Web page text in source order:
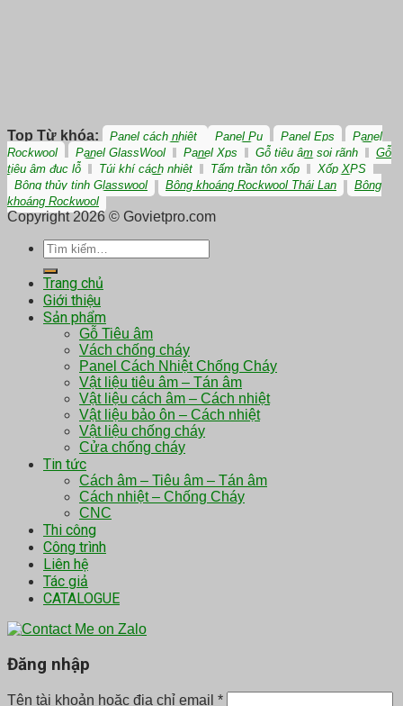
Top Từ khóa: Panel cách nhiệt Panel Pu Panel Eps
Panel
Rockwool
Panel GlassWool Panel Xps Gỗ tiêu âm soi rãnh
Gỗ
tiêu âm đục lỗ
Túi khí cách nhiệt Tấm trần tôn xốp
Xốp XPS
Bông thủy tinh Glasswool
Bông khoáng Rockwool Thái Lan
Bông
khoáng Rockwool
Copyright 2026 © Govietpro.com
Tìm
kiếm:
Trang chủ
Giới thiệu
Sản phẩm
Gỗ Tiêu âm
Vách chống cháy
Panel Cách Nhiệt Chống Cháy
Vật liệu tiêu âm – Tán âm
Vật liệu cách âm – Cách nhiệt
Vật liệu bảo ôn – Cách nhiệt
Vật liệu chống cháy
Cửa chống cháy
Tin tức
Cách âm – Tiêu âm – Tán âm
Cách nhiệt – Chống Cháy
CNC
Thi công
Công trình
Liên hệ
Tác giả
CATALOGUE
Đăng nhập
Tên tài khoản hoặc địa chỉ email *